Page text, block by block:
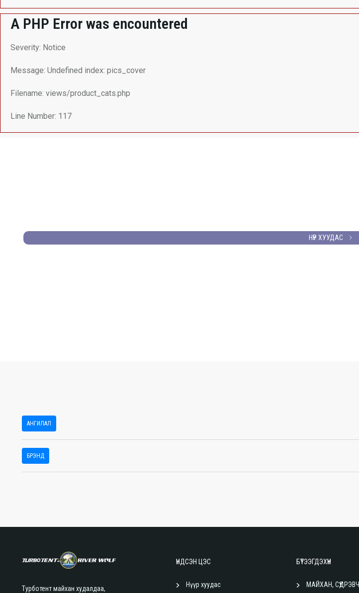
A PHP Error was encountered
Severity: Notice
Message: Undefined index: pics_cover
Filename: views/product_cats.php
Line Number: 117
НҮҮР ХУУДАС
АНГИЛАЛ
БРЭНД
Турботент майхан худалдаа,
ҮНДСЭН ЦЭС
Нүүр хуудас
БҮТЭЭГДЭХҮҮН
МАЙХАН, СҮҮДРЭВЧ